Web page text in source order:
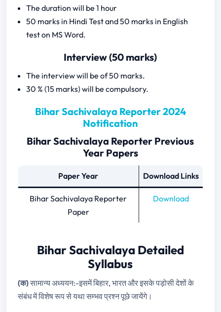
The duration will be 1 hour
50 marks in Hindi Test and 50 marks in English
test on MS Word.
Interview (50 marks)
The interview will be of 50 marks.
30 % (15 marks) will be compulsory.
Bihar Sachivalaya Reporter 2024
Notification
Bihar Sachivalaya Reporter Previous
Year Papers
Paper Year Download Links
Bihar Sachivalaya Reporter
Paper
Download
Bihar Sachivalaya Detailed
Syllabus
(क)सामान्य अध्ययन:-इसमें बिहार, भारत और इसके पड़ोसी देशों के
संबंध में विशेष रूप से यथा सम्भव प्रश्न पूछे जायेंगे।